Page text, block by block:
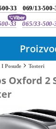
33 069/13-500-
33 065/33-500-
Posuđe Tosteri
Oxford 2